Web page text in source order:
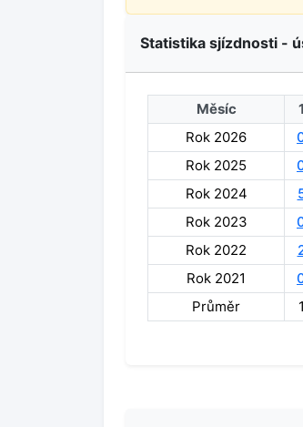
Statistika sjízdnosti -
Měsíc 1
Rok 2026
Rok 2025
Rok 2024
Rok 2023
Rok 2022
Rok 2021
Průměr
1